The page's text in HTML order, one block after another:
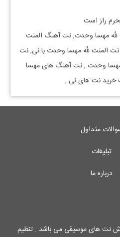
راز است
مهسا وحدت, نت آهنگ المنت
نت المنت لله مهسا وحدت بانی, نت
وحدت , نت آهنگ هایمهسا
خرید نت هاینی ,
متداول
تبلیغات
درباره ما
نت های موسیقی می باشد . تنظیم